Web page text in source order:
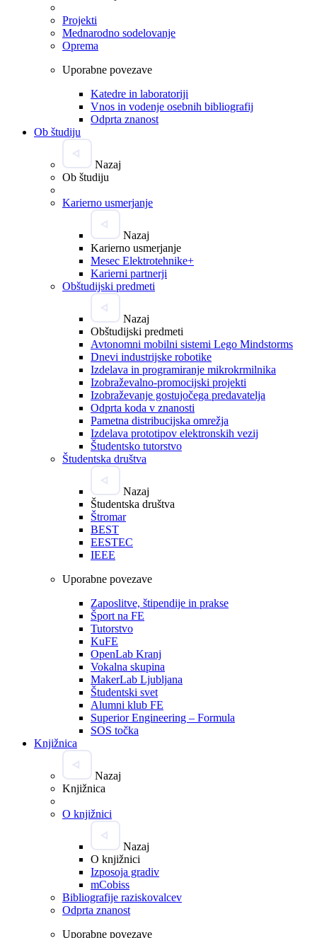
Projekti
Mednarodno sodelovanje
Oprema
Uporabne povezave
Katedre in laboratoriji
Vnos in vodenje osebnih bibliografij
Odprta znanost
Ob študiju
Nazaj
Ob študiju
Karierno usmerjanje
Nazaj
Karierno usmerjanje
Mesec Elektrotehnike+
Karierni partnerji
Obštudijski predmeti
Nazaj
Obštudijski predmeti
Avtonomni mobilni sistemi Lego Mindstorms
Dnevi industrijske robotike
Izdelava in programiranje mikrokrmilnika
Izobraževalno-promocijski projekti
Izobraževanje gostujočega predavatelja
Odprta koda v znanosti
Pametna distribucijska omrežja
Izdelava prototipov elektronskih vezij
Študentsko tutorstvo
Študentska društva
Nazaj
Študentska društva
Štromar
BEST
EESTEC
IEEE
Uporabne povezave
Zaposlitve, štipendije in prakse
Šport na FE
Tutorstvo
KuFE
OpenLab Kranj
Vokalna skupina
MakerLab Ljubljana
Študentski svet
Alumni klub FE
Superior Engineering – Formula
SOS točka
Knjižnica
Nazaj
Knjižnica
O knjižnici
Nazaj
O knjižnici
Izposoja gradiv
mCobiss
Bibliografije raziskovalcev
Odprta znanost
Uporabne povezave